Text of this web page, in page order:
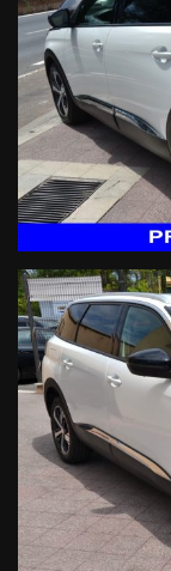
- Montaggio
- Sensore
- Sensori di
- Telecamera di
- Fendinebbia
- Sistema
- Sistema
- Sistema lettura
- Sistema
- Sistema controllo
Audio &
- Radio CD Mp3
- Navigatore
- Sistema
- Sistema
- Vivavoce Bluetooth
- Streaming audio
- USB & ingresso
- Computer di bordo
- Comandi vocali
Comfort:
- Climatizzatore